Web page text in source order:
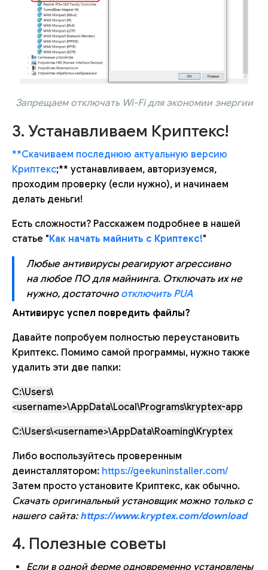
Запрещаем отключать Wi-Fi для экономии энергии
3. Устанавливаем Криптекс!
**Скачиваем последнюю актуальную версию
Криптекс;** устанавливаем, авторизуемся,
проходим проверку (если нужно), и начинаем
делать деньги!
Есть сложности? Расскажем подробнее в нашей
статье "Как начать майнить с Криптекс!"
Любые антивирусы реагируют агрессивно
на любое ПО для майнинга. Отключать их не
нужно, достаточноотключить PUA
Антивирус успел повредить файлы?
Давайте попробуем полностью переустановить
Криптекс. Помимо самой программы, нужно также
удалить эти две папки:
C:\Users\
<username>\AppData\Local\Programs\kryptex-app
C:\Users\<username>\AppData\Roaming\Kryptex
Либо воспользуйтесь проверенным
деинсталлятором: https://geekuninstaller.com/
Затем просто установите Криптекс, как обычно.
Скачать оригинальный установщик можно только с
нашего сайта: https://www.kryptex.com/download
4. Полезные советы
Если в одной ферме одновременно установлены